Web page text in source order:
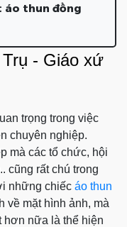
áo thun đồng
- Giáo xứ
trọng trong việc
chuyên nghiệp.
mà các tổ chức, hội
cũng rất chú trong
những chiếc áo thun
về mặt hình ảnh, mà
hơn nữa là thể hiện